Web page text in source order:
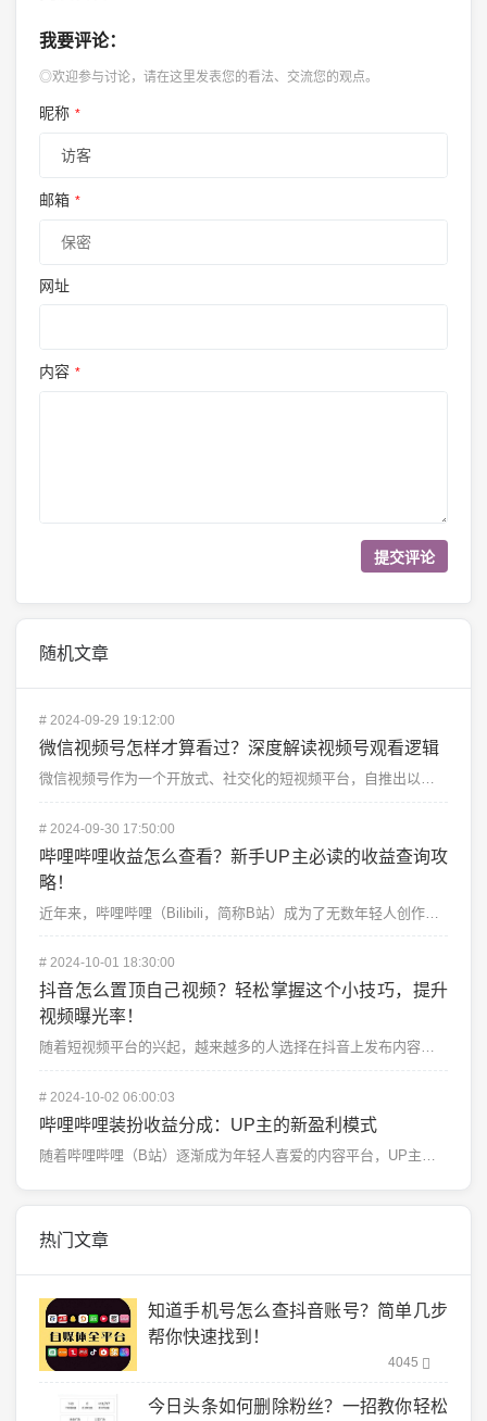
我要评论：
◎欢迎参与讨论，请在这里发表您的看法、交流您的观点。
昵称 *
邮箱 *
网址
内容 *
随机文章
# 2024-09-29 19:12:00
微信视频号怎样才算看过？深度解读视频号观看逻辑
微信视频号作为一个开放式、社交化的短视频平台，自推出以来迅速吸引了大量用户和内容创作者。许多人在使用...
# 2024-09-30 17:50:00
哔哩哔哩收益怎么查看？新手UP主必读的收益查询攻
略！
近年来，哔哩哔哩（Bilibili，简称B站）成为了无数年轻人创作和分享内容的重要平台。无论是搞笑视...
# 2024-10-01 18:30:00
抖音怎么置顶自己视频？轻松掌握这个小技巧，提升
视频曝光率！
随着短视频平台的兴起，越来越多的人选择在抖音上发布内容，展示自己的才艺或生活点滴，吸引了无数用户的关...
# 2024-10-02 06:00:03
哔哩哔哩装扮收益分成：UP主的新盈利模式
热门文章
知道手机号怎么查抖音账号？简单几步
帮你快速找到！
4045
今日头条如何删除粉丝？一招教你轻松